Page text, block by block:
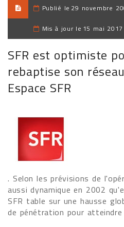
Publié le 29 novembre
Mis à jour le 15 mai
SFR est optimiste
rebaptise son
Espace SFR
. Selon les prévisions de
aussi dynamique en 2002
SFR table sur une hausse
de pénétration pour